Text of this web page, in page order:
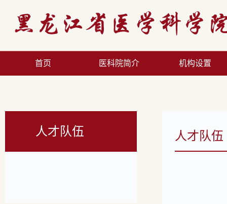
首页 医科院简介 机构设置
人才队伍 人才队伍